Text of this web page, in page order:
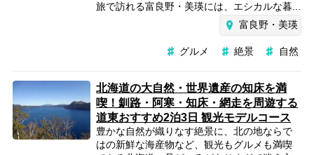
旅で訪れる富良野・美瑛には、エシカルな暮...
富良野・美瑛
グルメ 絶景 自然
北海道の大自然・世界遺産の知床を満
喫！釧路・阿寒・知床・網走を周遊する
道東おすすめ2泊3日 観光モデルコース
豊かな自然が織りなす絶景に、北の地ならで
はの新鮮な海産物など、観光もグルメも満喫